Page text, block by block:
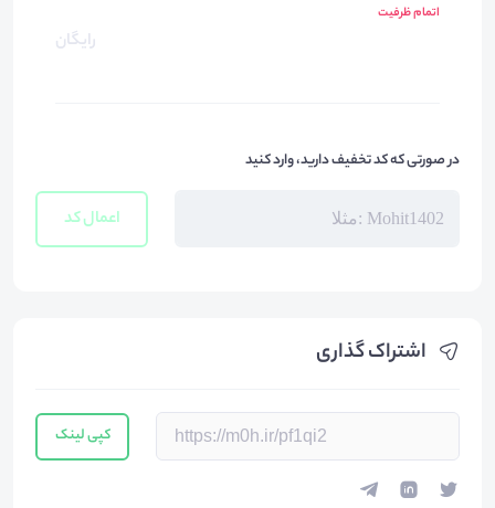
اشتراک گذاری
کپی لینک
اتمام ظرفیت
رایگان
در صورتی که کد تخفیف دارید، وارد کنید
اعمال کد